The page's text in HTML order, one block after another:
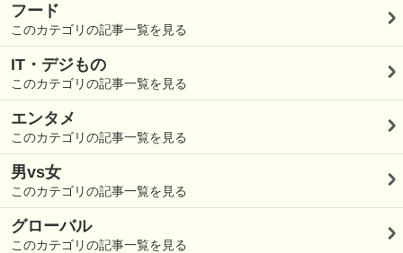
フード
このカテゴリの記事一覧を見る
IT・デジもの
このカテゴリの記事一覧を見る
エンタメ
このカテゴリの記事一覧を見る
男vs女
このカテゴリの記事一覧を見る
グローバル
このカテゴリの記事一覧を見る